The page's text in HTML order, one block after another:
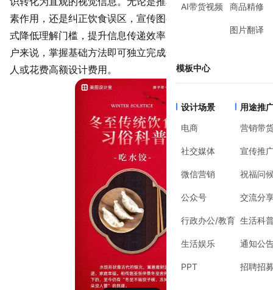
AI带货视频 商品精修
图片翻译
模板中心
设计场景
电商
社交媒体
微信营销
公众号
行政办公/教育
生活娱乐
PPT
用途推
营销带
宣传推
祝福问
交流分
生活科
通知公
招聘招
素作用，还是纠正饮食误区，宣传图都能通过图文结合的方
式降低理解门槛，提升信息传递效率。对于非设计专业的用
户来说，掌握基础方法即可独立完成这类内容，避免依赖他
人或花费高额设计费用。